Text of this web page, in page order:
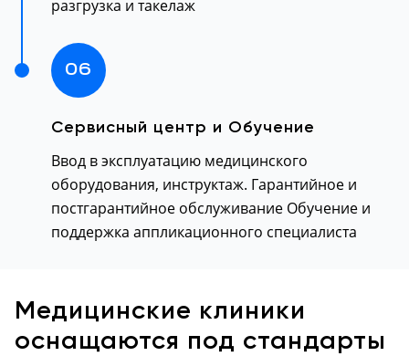
разгрузка и такелаж
06
Сервисный центр и Обучение
Ввод в эксплуатацию медицинского
оборудования, инструктаж. Гарантийное и
постгарантийное обслуживание Обучение и
поддержка аппликационного специалиста
Медицинские клиники
оснащаются под стандарты